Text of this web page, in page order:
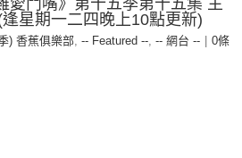
愛鬥嘴》第十五季第十五集 主
星期一二四晚上10點更新)
) 香蕉俱樂部, -- Featured --, -- 網台 --
0條